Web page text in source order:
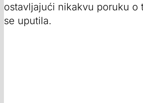
ostavljajući nikakvu poruku o
se uputila.